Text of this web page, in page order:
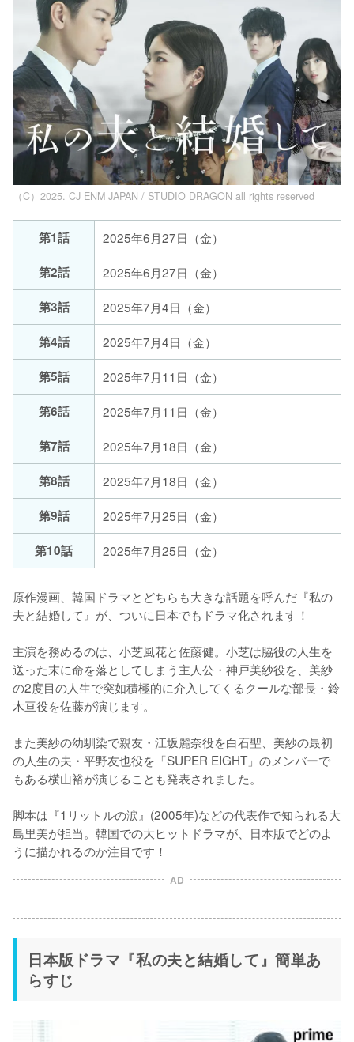
（C）2025. CJ ENM JAPAN / STUDIO DRAGON all rights reserved
第1話
2025年6月27日（金）
第2話
2025年6月27日（金）
第3話
2025年7月4日（金）
第4話
2025年7月4日（金）
第5話
2025年7月11日（金）
第6話
2025年7月11日（金）
第7話
2025年7月18日（金）
第8話
2025年7月18日（金）
第9話
2025年7月25日（金）
第10話
2025年7月25日（金）
原作漫画、韓国ドラマとどちらも大きな話題を呼んだ『私の
夫と結婚して』が、ついに日本でもドラマ化されます！
主演を務めるのは、小芝風花と佐藤健。小芝は脇役の人生を
送った末に命を落としてしまう主人公・神戸美紗役を、美紗
の2度目の人生で突如積極的に介入してくるクールな部長・鈴
木亘役を佐藤が演じます。
また美紗の幼馴染で親友・江坂麗奈役を白石聖、美紗の最初
の人生の夫・平野友也役を「SUPER EIGHT」のメンバーで
もある横山裕が演じることも発表されました。
脚本は『1リットルの涙』(2005年)などの代表作で知られる大
島里美が担当。韓国での大ヒットドラマが、日本版でどのよ
うに描かれるのか注目です！
AD
日本版ドラマ『私の夫と結婚して』簡単あ
らすじ